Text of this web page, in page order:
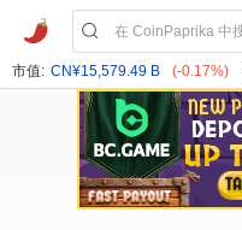
市值: CN¥15,579.49 B (-0.17%)